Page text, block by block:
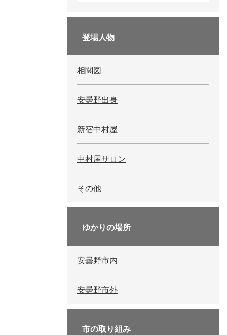
登場人物
相関図
安曇野出身
新宿中村屋
中村屋サロン
その他
ゆかりの場所
安曇野市内
安曇野市外
市の取り組み